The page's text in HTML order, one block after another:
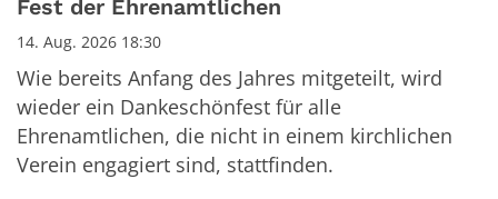
Fest der Ehrenamtlichen
14. Aug. 2026 18:30
Wie bereits Anfang des Jahres mitgeteilt, wird
wieder ein Dankeschönfest für alle
Ehrenamtlichen, die nicht in einem kirchlichen
Verein engagiert sind, stattfinden.